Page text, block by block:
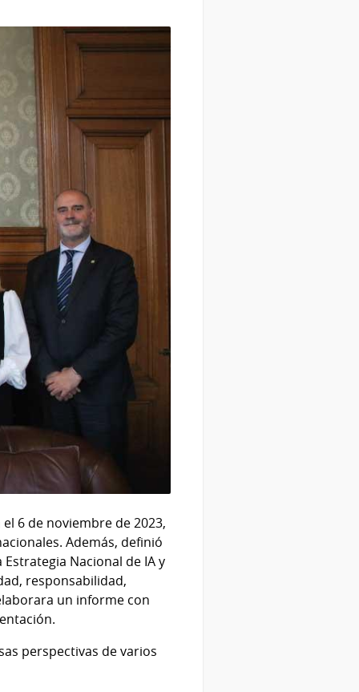
6 de noviembre de 2023,
Además, definió
Nacional de IA y
responsabilidad,
un informe con
perspectivas de varios